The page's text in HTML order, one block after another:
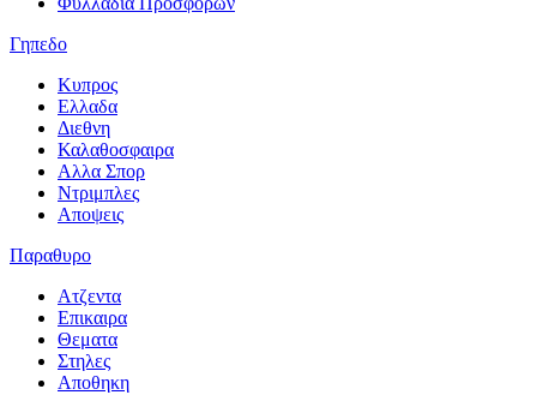
Γηπεδο
Κυπρος
Ελλαδα
Διεθνη
Καλαθοσφαιρα
Αλλα Σπορ
Ντριμπλες
Αποψεις
Παραθυρο
Ατζεντα
Επικαιρα
Θεματα
Στηλες
Αποθηκη